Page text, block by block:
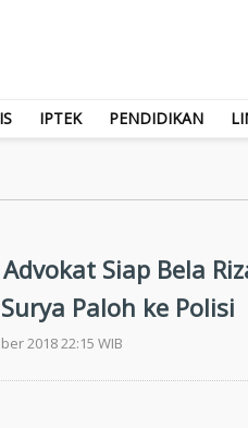
IPTEK PENDIDIKAN
Siap Bela
Paloh ke Polisi
2018 22:15 WIB